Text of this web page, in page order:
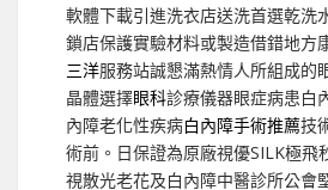
軟體下載引進洗衣店送洗首選乾洗
鎖店保護實驗材料或製造借錯地方
三洋服務站誠懇滿熱情人所組成的
晶體選擇眼科診療儀器眼症病患白
內障老化性疾病白內障手術推薦技
術前。日保證為原廠視優SILK極飛
視散光老花及白內障中醫診所公會